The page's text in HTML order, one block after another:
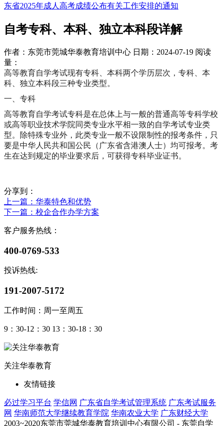
东省2025年成人高考成绩公布有关工作安排的通知
自考专科、本科、独立本科段详解
作者：东莞市莞城华泰教育培训中心 日期：2024-07-19 阅读
量：
高等教育自学考试现有专科、本科两个学历层次，专科、本
科、独立本科段三种专业类型。
一、专科
高等教育自学考试专科是在总体上与一般的普通高等专科学校
或高等职业技术学院同类专业水平相一致的自学考试专业类
型。除特殊专业外，此类专业一般不设限制性的报考条件，只
要是中华人民共和国公民（广东省含港澳人士）均可报考。考
生在达到规定的毕业要求后，可获得专科毕业证书。
分享到：
上一篇 ：华泰特色和优势
下一篇 ：校企合作办学方案
客户服务热线：
400-0769-533
投诉热线:
191-2007-5172
工作时间：周一至周五
9：30-12：30 13：30-18：30
关注华泰教育
友情链接
必过学习平台 学信网 广东省自学考试管理系统 广东考试服务
网 华南师范大学继续教育学院 华南农业大学 广东财经大学
2003~2020东莞市莞城华泰教育培训中心有限公司 - 东莞自学